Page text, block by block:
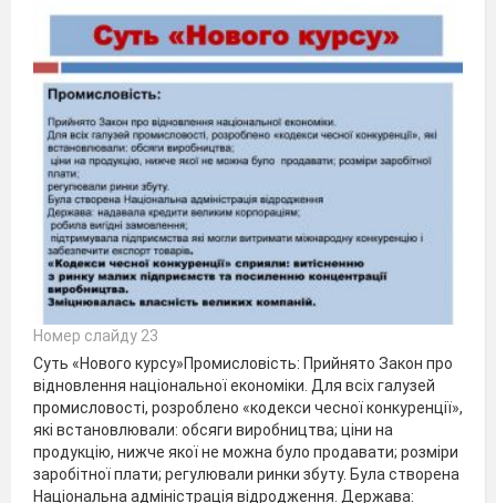
Номер слайду 23
Суть «Нового курсу»Промисловість: Прийнято Закон про
відновлення національної економіки. Для всіх галузей
промисловості, розроблено «кодекси чесної конкуренції»,
які встановлювали: обсяги виробництва; ціни на
продукцію, нижче якої не можна було продавати; розміри
заробітної плати; регулювали ринки збуту. Була створена
Національна адміністрація відродження. Держава: